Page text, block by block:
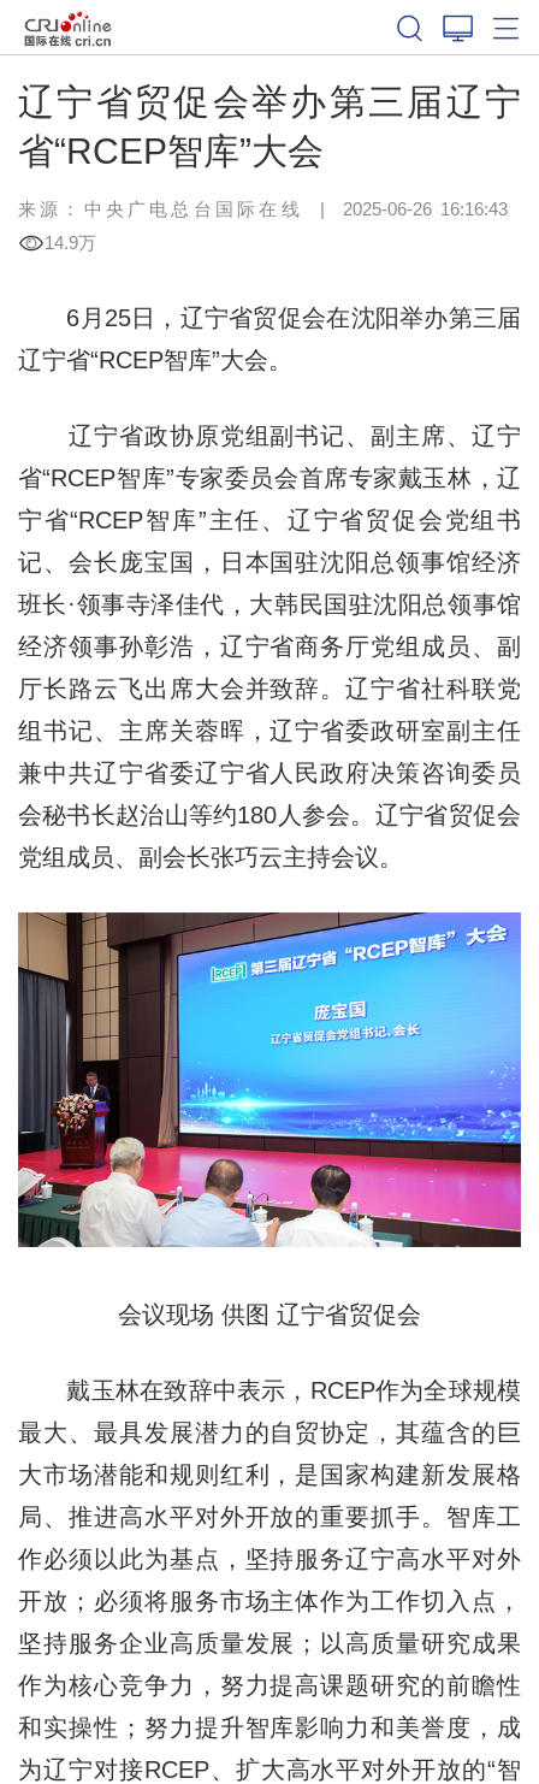
辽宁省贸促会举办第三届辽宁
省“RCEP智库”大会
来源：中央广电总台国际在线 | 2025-06-26 16:16:43
14.9万
6月25日，辽宁省贸促会在沈阳举办第三届
辽宁省“RCEP智库”大会。
辽宁省政协原党组副书记、副主席、辽宁
省“RCEP智库”专家委员会首席专家戴玉林，辽
宁省“RCEP智库”主任、辽宁省贸促会党组书
记、会长庞宝国，日本国驻沈阳总领事馆经济
班长·领事寺泽佳代，大韩民国驻沈阳总领事馆
经济领事孙彰浩，辽宁省商务厅党组成员、副
厅长路云飞出席大会并致辞。辽宁省社科联党
组书记、主席关蓉晖，辽宁省委政研室副主任
兼中共辽宁省委辽宁省人民政府决策咨询委员
会秘书长赵治山等约180人参会。辽宁省贸促会
党组成员、副会长张巧云主持会议。
会议现场 供图 辽宁省贸促会
戴玉林在致辞中表示，RCEP作为全球规模
最大、最具发展潜力的自贸协定，其蕴含的巨
大市场潜能和规则红利，是国家构建新发展格
局、推进高水平对外开放的重要抓手。智库工
作必须以此为基点，坚持服务辽宁高水平对外
开放；必须将服务市场主体作为工作切入点，
坚持服务企业高质量发展；以高质量研究成果
作为核心竞争力，努力提高课题研究的前瞻性
和实操性；努力提升智库影响力和美誉度，成
为辽宁对接RCEP、扩大高水平对外开放的“智